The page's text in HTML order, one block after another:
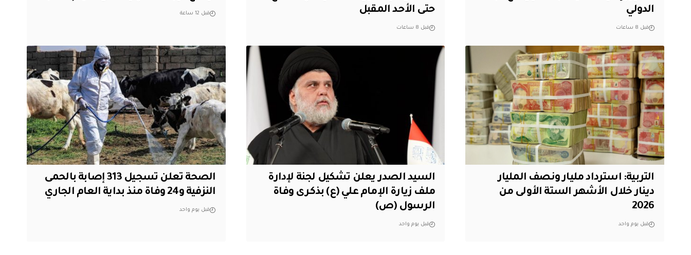
الدولي
قبل 8 ساعات
حتى الأحد المقبل
قبل 8 ساعات
قبل 12 ساعة
التربية: استرداد مليار ونصف المليار
دينار خلال الأشهر الستة الأولى من
2026
قبل يوم واحد
السيد الصدر يعلن تشكيل لجنة لإدارة
ملف زيارة الإمام علي (ع) بذكرى وفاة
الرسول (ص)
قبل يوم واحد
الصحة تعلن تسجيل 313 إصابة بالحمى
النزفية و24 وفاة منذ بداية العام الجاري
قبل يوم واحد